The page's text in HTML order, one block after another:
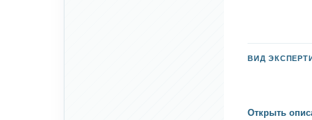
ВИД
Открыть